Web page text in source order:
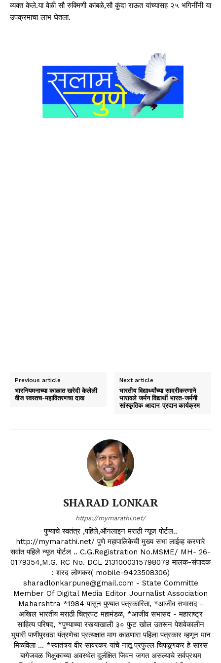
व्यक्त केले.या वेळी सौ रुक्मिणी कांबळे,सौ कुंदा राऊत यांच्यासह २५ भगिनींनी या
उपक्रमाचा लाभ घेतला.
Previous article
भारनियमनाच्या काळात खरेदी केलेली
वीज स्वस्तच-महावितरणचा दावा
Next article
भारतीय विद्यार्थ्यांच्या सादरीकरणाने
भारावले जर्मन विद्यार्थी भारत-जर्मनी
सांस्कृतिक आदान-प्रदान कार्यक्रम
SHARAD LONKAR
https://mymarathi.net/
पुण्याचे स्वतंत्र ,पहिले,ऑनलाइन मराठी न्यूज पोर्टल..
http://mymarathi.net/ पुणे महापालिकेची मुख्य सभा लाईव्ह करणारे
सर्वात पहिले न्यूज पोर्टल .. C.G.Registration No.MSME/ MH- 26-
0179354,M.G. RC No. DCL 2131000315798079 मालक-संपादक
: शरद लोणकर( mobile-9423508306)
sharadlonkarpune@gmail.com - State Committe
Member Of Digital Media Editor Journalist Association
Maharshtra *1984 पासून पुण्यात पत्रकारिता, *आजीव सभासद -
अखिल भारतीय मराठी चित्रपट महामंडळ, *आजीव सभासद - महाराष्ट्र
साहित्य परिषद, *पुण्याच्या रस्त्याखाली ३० फुट खोल उतरून पेशवेकालीन
भुयारी पाणीपुरवठा यंत्रणेचा प्रत्यक्षात माग काढणारा पहिला पत्रकार म्हणून मान
मिळविला ... *स्वातंत्र्य वीर सावरकर यांचे नातू प्रफुल्ल चिपळूणकर हे सारस
बागेजवळ भिक्षुकाच्या अवस्थेत दुर्लक्षित जिवन जगत असल्याचे सर्वप्रथम